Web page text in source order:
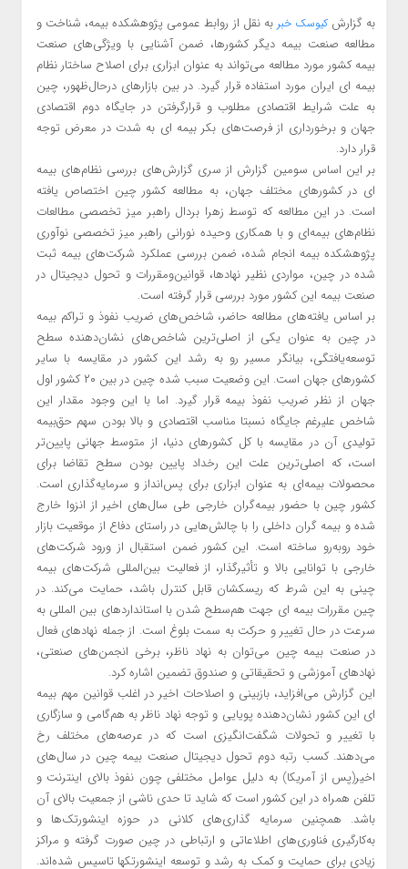
به گزارش کیوسک خبر به نقل از روابط عمومی پژوهشکده بیمه، شناخت و
مطالعه صنعت بیمه دیگر کشورها، ضمن آشنایی با ویژگی‌های صنعت
بیمه کشور مورد مطالعه می‌تواند به عنوان ابزاری برای اصلاح ساختار نظام
بیمه ای ایران مورد استفاده قرار گیرد. در بین بازارهای درحال‌ظهور، چین
به علت شرایط اقتصادی مطلوب و قرارگرفتن در جایگاه دوم اقتصادی
جهان و برخورداری از فرصت‌های بکر بیمه ای به شدت در معرض توجه
قرار دارد.
بر این اساس سومین گزارش از سری گزارش‌های بررسی نظام‌های بیمه
ای در کشورهای مختلف جهان، به مطالعه کشور چین اختصاص یافته
است. در این مطالعه که توسط زهرا بردال راهبر میز تخصصی مطالعات
نظام‌های بیمه‌ای و با همکاری وحیده نورانی راهبر میز تخصصی نوآوری
پژوهشکده بیمه انجام شده، ضمن بررسی عملکرد شرکت‌های بیمه ثبت
شده در چین، مواردی نظیر نهادها، قوانین‌ومقررات و تحول دیجیتال در
صنعت بیمه این کشور مورد بررسی قرار گرفته است.
بر اساس یافته‌های مطالعه حاضر، شاخص‌های ضریب نفوذ و تراکم بیمه
در چین به عنوان یکی از اصلی‌ترین شاخص‌های نشان‌دهنده سطح
توسعه‌یافتگی، بیانگر مسیر رو به رشد این کشور در مقایسه با سایر
کشورهای جهان است. این وضعیت سبب شده چین در بین ۲۰ کشور اول
جهان از نظر ضریب نفوذ بیمه قرار گیرد. اما با این وجود مقدار این
شاخص علیرغم جایگاه نسبتا مناسب اقتصادی و بالا بودن سهم حق‌بیمه
تولیدی آن در مقایسه با کل کشورهای دنیا، از متوسط جهانی پایین‌تر
است، که اصلی‌ترین علت این رخداد پایین بودن سطح تقاضا برای
محصولات بیمه‌ای به عنوان ابزاری برای پس‌انداز و سرمایه‌گذاری است.
کشور چین با حضور بیمه‌گران خارجی طی سال‌های اخیر از انزوا خارج
شده و بیمه گران داخلی را با چالش‌هایی در راستای دفاع از موقعیت بازار
خود روبه‌رو ساخته است. این کشور ضمن استقبال از ورود شرکت‌های
خارجی با توانایی بالا و تأثیرگذار، از فعالیت بین‌المللی شرکت‌های بیمه
چینی به این شرط که ریسکشان قابل کنترل باشد، حمایت می‌کند. در
چین مقررات بیمه ای جهت هم‌سطح شدن با استانداردهای بین المللی به
سرعت در حال تغییر و حرکت به سمت بلوغ است. از جمله نهادهای فعال
در صنعت بیمه چین می‌توان به نهاد ناظر، برخی انجمن‌های صنعتی،
نهادهای آموزشی و تحقیقاتی و صندوق تضمین اشاره کرد.
این گزارش می‌افزاید، بازبینی و اصلاحات اخیر در اغلب قوانین مهم بیمه
ای این کشور نشان‌دهنده پویایی و توجه نهاد ناظر به هم‌گامی و سازگاری
با تغییر و تحولات شگفت‌انگیزی است که در عرصه‌های مختلف رخ
می‌دهند. کسب رتبه دوم تحول دیجیتال صنعت بیمه چین در سال‌های
اخیر(پس از آمریکا) به دلیل عوامل مختلفی چون نفوذ بالای اینترنت و
تلفن همراه در این کشور است که شاید تا حدی ناشی از جمعیت بالای آن
باشد. همچنین سرمایه گذاری‌های کلانی در حوزه اینشورتک‌ها و
به‌کارگیری فناوری‌های اطلاعاتی و ارتباطی در چین صورت گرفته و مراکز
زیادی برای حمایت و کمک به رشد و توسعه اینشورتکها تاسیس شده‌اند.